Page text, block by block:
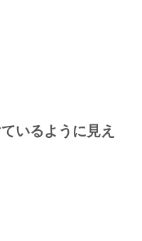
いるように見え